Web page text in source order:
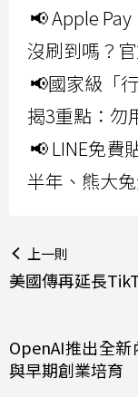
📢 Apple
沒刷到嗎？
📢國家級「
揭3重點：勿
📢 LINE免費
半年、熊大
上一則
美國傳再延長
OpenAI推出全
與早期創業培育